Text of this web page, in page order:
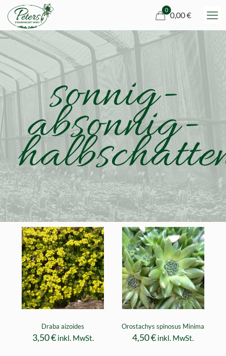
0
0,00 €
sonnig-
absonnig-
Draba aizoides
3,50€ inkl. MwSt.
Orostachys spinosus Minima
4,50€ inkl. MwSt.